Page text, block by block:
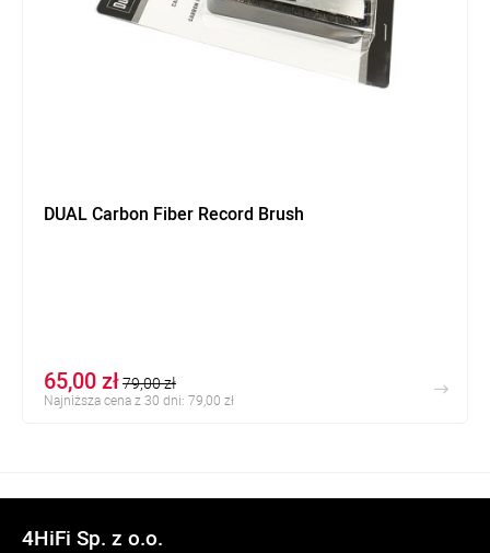
DUAL Carbon Fiber Record Brush
65,00 zł79,00 zł
Najniższa cena z 30 dni: 79,00 zł
4HiFi Sp. z o.o.